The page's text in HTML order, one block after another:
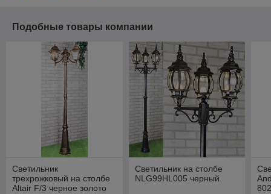
Подобные товары компании
Светильник
трехрожковый на столбе
Altair F/3 черное золото
Светильник на столбе
NLG99HL005 черный